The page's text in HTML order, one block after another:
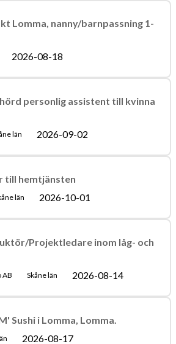
Lomma, nanny/barnpassning 1-
2026-08-18
personlig assistent till kvinna
län 2026-09-02
till hemtjänsten
län 2026-10-01
Projektledare inom låg- och
AB Skåne län 2026-08-14
Sushi i Lomma, Lomma.
2026-08-17